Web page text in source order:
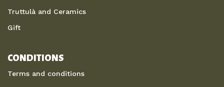
Truttulà and Ceramics
Gift
CONDITIONS
Terms and conditions